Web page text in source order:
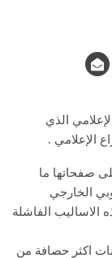
الذي
الإعلامي .
صفحاتها ما
الخارجي
الاساليب الفاشلة
اكثر حصافة من